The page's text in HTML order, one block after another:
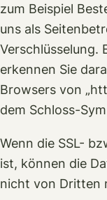
zum Beispiel
uns als
Verschlüsselung.
erkennen Sie
Browsers von
dem Schloss-
Wenn die SSL-
ist, können die
nicht von Dritten